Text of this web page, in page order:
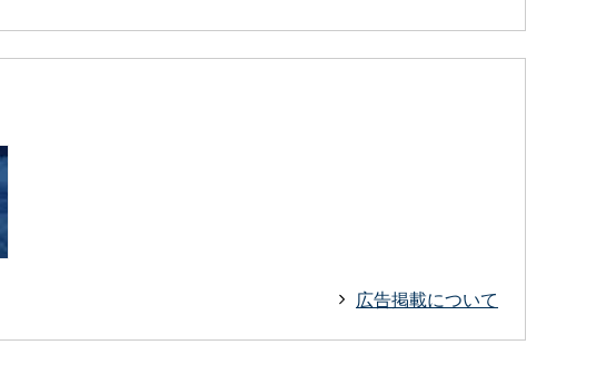
広告掲載について